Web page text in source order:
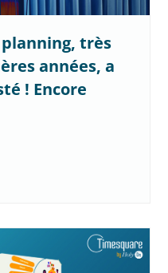
planning, très
années, a
! Encore